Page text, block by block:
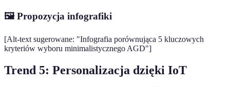
🖼 Propozycja infografiki
[Alt-text sugerowane: "Infografia porównująca 5 kluczowych
kryteriów wyboru minimalistycznego AGD"]
Trend 5: Personalizacja dzięki IoT